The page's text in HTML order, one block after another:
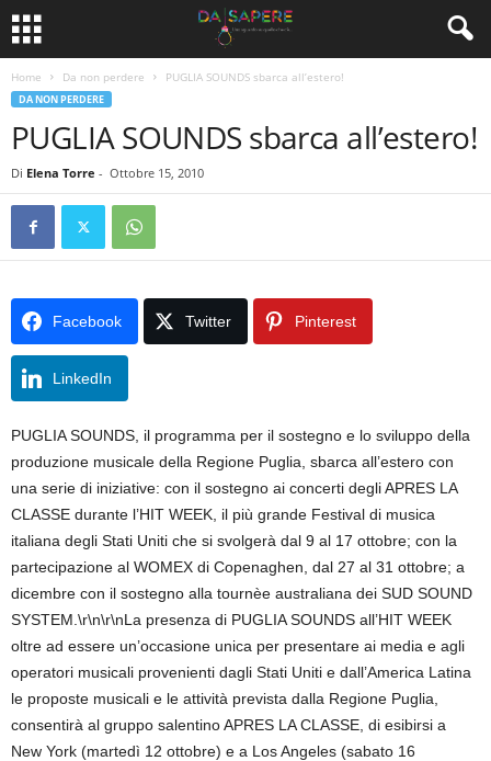
Home Da non perdere PUGLIA SOUNDS sbarca all’estero!
DA NON PERDERE
PUGLIA SOUNDS sbarca all’estero!
Di Elena Torre - Ottobre 15, 2010
Facebook Twitter Pinterest
LinkedIn
PUGLIA SOUNDS, il programma per il sostegno e lo sviluppo della
produzione musicale della Regione Puglia, sbarca all’estero con
una serie di iniziative: con il sostegno ai concerti degli APRES LA
CLASSE durante l’HIT WEEK, il più grande Festival di musica
italiana degli Stati Uniti che si svolgerà dal 9 al 17 ottobre; con la
partecipazione al WOMEX di Copenaghen, dal 27 al 31 ottobre; a
dicembre con il sostegno alla tournèe australiana dei SUD SOUND
SYSTEM.\r\n\r\nLa presenza di PUGLIA SOUNDS all’HIT WEEK
oltre ad essere un’occasione unica per presentare ai media e agli
operatori musicali provenienti dagli Stati Uniti e dall’America Latina
le proposte musicali e le attività prevista dalla Regione Puglia,
consentirà al gruppo salentino APRES LA CLASSE, di esibirsi a
New York (martedì 12 ottobre) e a Los Angeles (sabato 16